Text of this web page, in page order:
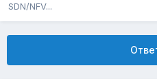
SDN/NFV...